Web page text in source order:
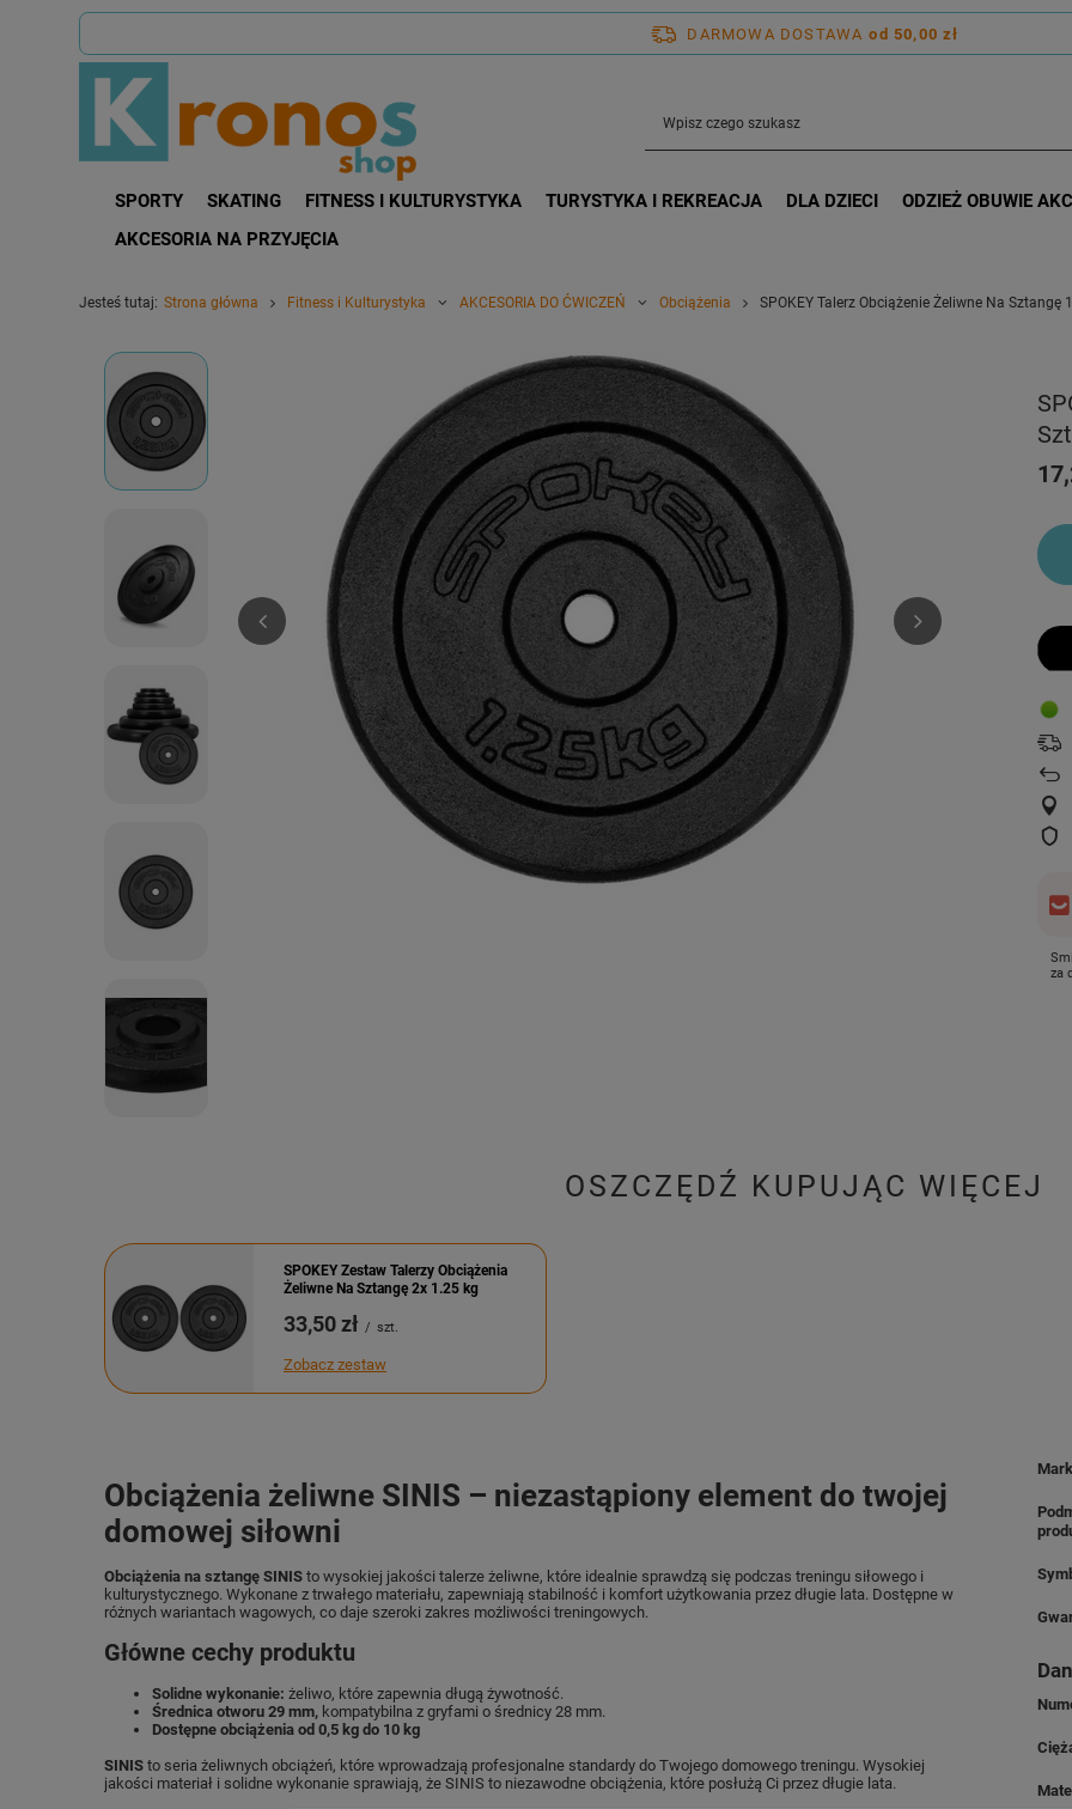
DARMOWA DOSTAWA od 50,00 zł
SPORTY SKATING FITNESS I KULTURYSTYKA TURYSTYKA I REKREACJA DLA DZIECI ODZIEŻ OBUWIE
AKCESORIA NA PRZYJĘCIA
Jesteś tutaj: Strona główna Fitness i Kulturystyka AKCESORIA DO ĆWICZEŃ Obciążenia SPOKEY Talerz Obciążenie Żeliwne Na Sztangę
za
OSZCZĘDŹ KUPUJĄC WIĘCEJ
SPOKEY Zestaw Talerzy Obciążenia
Żeliwne Na Sztangę 2x 1.25 kg
33,50 zł / szt.
Zobacz zestaw
Obciążenia żeliwne SINIS – niezastąpiony element do twojej
domowej siłowni
Obciążenia na sztangę SINIS to wysokiej jakości talerze żeliwne, które idealnie sprawdzą się podczas treningu siłowego i
kulturystycznego. Wykonane z trwałego materiału, zapewniają stabilność i komfort użytkowania przez długie lata. Dostępne w
różnych wariantach wagowych, co daje szeroki zakres możliwości treningowych.
Główne cechy produktu
Solidne wykonanie: żeliwo, które zapewnia długą żywotność.
Średnica otworu 29 mm, kompatybilna z gryfami o średnicy 28 mm.
Dostępne obciążenia od 0,5 kg do 10 kg
SINIS to seria żeliwnych obciążeń, które wprowadzają profesjonalne standardy do Twojego domowego treningu. Wysokiej
jakości materiał i solidne wykonanie sprawiają, że SINIS to niezawodne obciążenia, które posłużą Ci przez długie lata.